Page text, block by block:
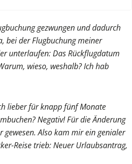
gezwungen und dadurch
bei der Flugbuchung meiner
unterlaufen: Das Rückflugdatum
wieso, weshalb? Ich hab
lieber für knapp fünf Monate
Negativ! Für die Änderung
gewesen. Also kam mir ein genialer
Reise trieb: Neuer Urlaubsantrag,